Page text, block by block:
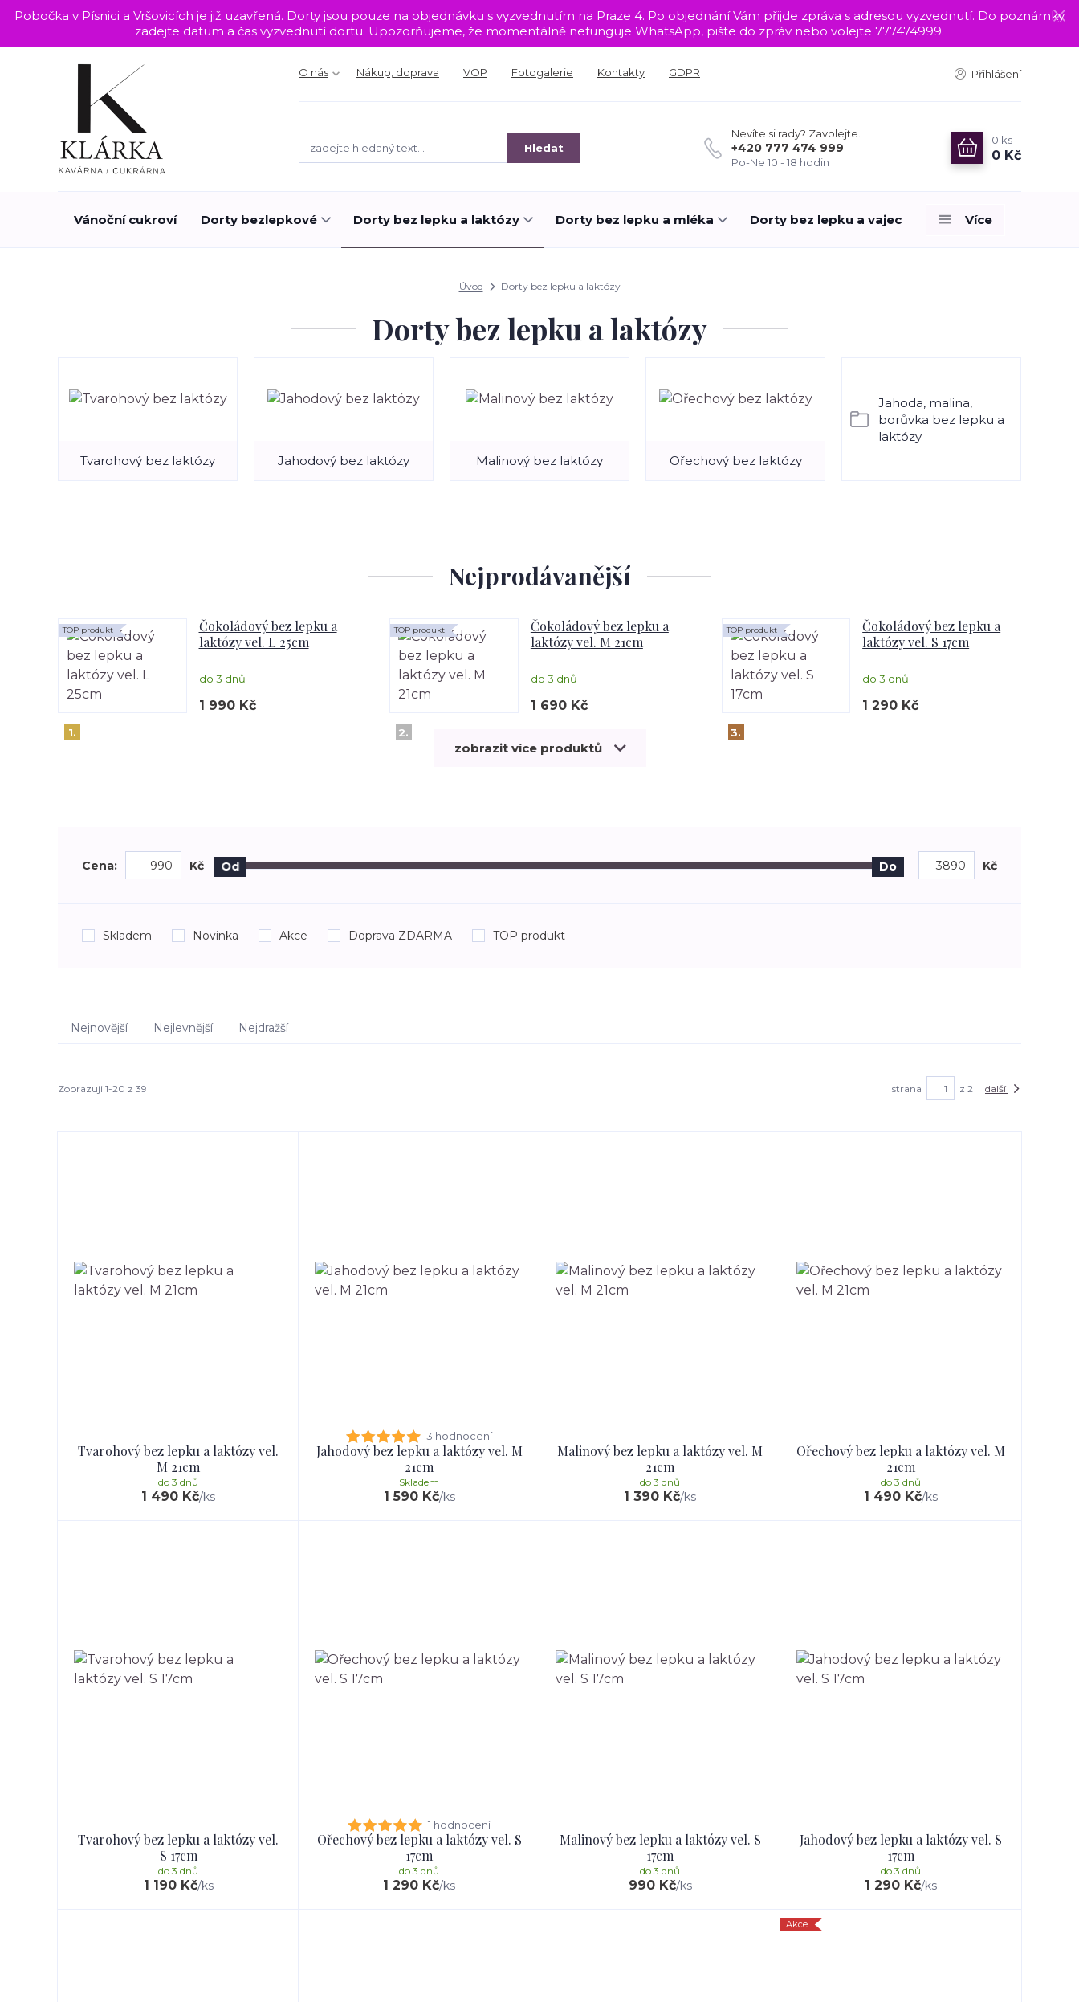
Pobočka v Písnici a Vršovicích je již uzavřená. Dorty jsou pouze na objednávku s vyzvednutím na Praze 4. Po objednání Vám přijde zpráva s adresou vyzvednutí. Do poznámky
zadejte datum a čas vyzvednutí dortu. Upozorňujeme, že momentálně nefunguje WhatsApp, pište do zpráv nebo volejte 777474999.
O nás Nákup, doprava VOP Fotogalerie Kontakty GDPR Přihlášení
Hledat
Nevíte si rady? Zavolejte.
+420 777 474 999
Po-Ne 10 - 18 hodin
0 ks
0 Kč
Vánoční cukroví Dorty bezlepkové Dorty bez lepku a laktózy Dorty bez lepku a mléka Dorty bez lepku a vajec Více
Úvod Dorty bez lepku a laktózy
Dorty bez lepku a laktózy
Tvarohový bez laktózy Jahodový bez laktózy Malinový bez laktózy Ořechový bez laktózy
Jahoda, malina,
borůvka bez lepku a
laktózy
Nejprodávanější
1.
Čokoládový bez lepku a
laktózy vel. L 25cm
do 3 dnů
TOP produkt
1 990 Kč
2.
Čokoládový bez lepku a
laktózy vel. M 21cm
do 3 dnů
TOP produkt
1 690 Kč
3.
Čokoládový bez lepku a
laktózy vel. S 17cm
do 3 dnů
TOP produkt
1 290 Kč
zobrazit více produktů
Cena: Kč Od Do Kč
Skladem Novinka Akce Doprava ZDARMA TOP produkt
Nejnovější Nejlevnější Nejdražší
Zobrazuji 1-20 z 39 strana z 2 další
Tvarohový bez lepku a laktózy vel.
M 21cm
1 490 Kč/ks
do 3 dnů
3 hodnocení
Jahodový bez lepku a laktózy vel. M
21cm
1 590 Kč/ks
Skladem
Malinový bez lepku a laktózy vel. M
21cm
1 390 Kč/ks
do 3 dnů
Ořechový bez lepku a laktózy vel. M
21cm
1 490 Kč/ks
do 3 dnů
Tvarohový bez lepku a laktózy vel.
S 17cm
1 190 Kč/ks
do 3 dnů
1 hodnocení
Ořechový bez lepku a laktózy vel. S
17cm
1 290 Kč/ks
do 3 dnů
Malinový bez lepku a laktózy vel. S
17cm
990 Kč/ks
do 3 dnů
Jahodový bez lepku a laktózy vel. S
17cm
1 290 Kč/ks
do 3 dnů
Akce